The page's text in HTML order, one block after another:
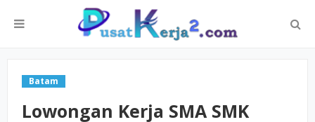
Batam
Lowongan Kerja SMA SMK